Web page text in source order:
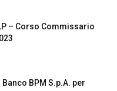
– Corso Commissario
BPM S.p.A. per